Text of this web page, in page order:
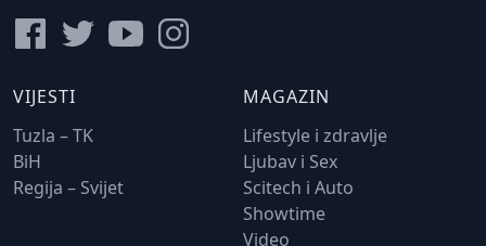
VIJESTI
Tuzla – TK
BiH
Regija – Svijet
MAGAZIN
Lifestyle i zdravlje
Ljubav i Sex
Scitech i Auto
Showtime
Video